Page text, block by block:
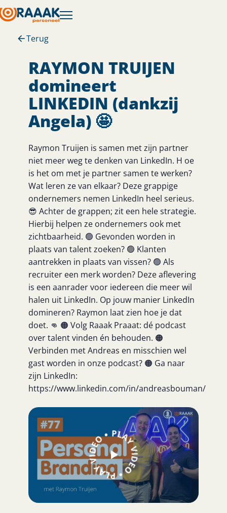
Terug
RAYMON TRUIJEN
domineert
LINKEDIN (dankzij
Angela) 🤩
Raymon Truijen is samen met zijn partner
niet meer weg te denken van LinkedIn. H oe
is het om met je partner samen te werken?
Wat leren ze van elkaar? Deze grappige
ondernemers nemen LinkedIn heel serieus.
😎 Achter de grappen; zit een hele strategie.
Hierbij helpen ze ondernemers ook met
zichtbaarheid. 🟢 Gevonden worden in
plaats van talent zoeken? 🟢 Klanten
aantrekken in plaats van vissen? 🟢 Als
recruiter een merk worden? Deze aflevering
is een aanrader voor iedereen die meer wil
halen uit LinkedIn. Op jouw manier LinkedIn
domineren? Raymon laat zien hoe je dat
doet. 👊 🟠 Volg Raaak Praaat: dé podcast
over talent vinden én behouden. 🟠
Verbinden met Andreas en misschien wel
gast worden in onze podcast? 🟠 Ga naar
zijn LinkedIn:
https://www.linkedin.com/in/andreasbouman/